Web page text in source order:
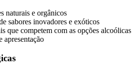
naturais e orgânicos
sabores inovadores e exóticos
que competem com as opções alcoólicas
apresentação